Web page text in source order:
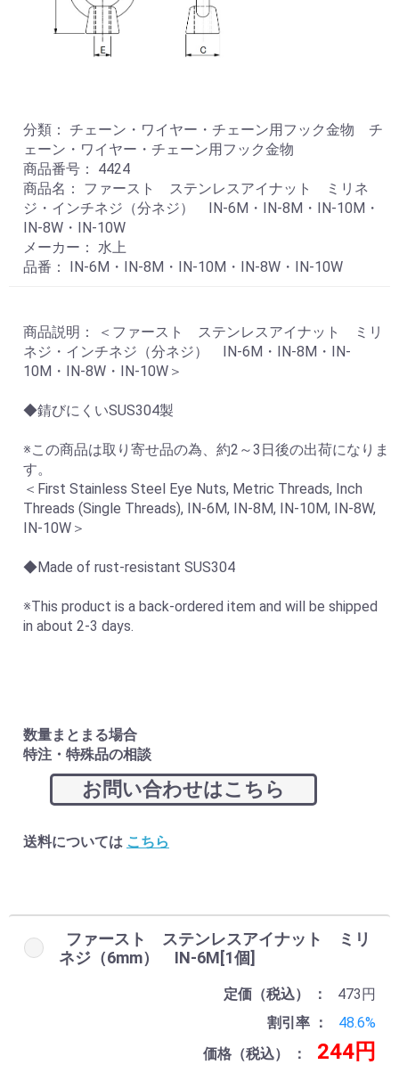
分類： チェーン・ワイヤー・チェーン用フック金物 チ
ェーン・ワイヤー・チェーン用フック金物
商品番号： 4424
商品名： ファースト ステンレスアイナット ミリネ
ジ・インチネジ（分ネジ） IN-6M・IN-8M・IN-10M・
IN-8W・IN-10W
メーカー： 水上
品番： IN-6M・IN-8M・IN-10M・IN-8W・IN-10W
商品説明： ＜ファースト ステンレスアイナット ミリ
ネジ・インチネジ（分ネジ） IN-6M・IN-8M・IN-
10M・IN-8W・IN-10W＞
◆錆びにくいSUS304製
※この商品は取り寄せ品の為、約2～3日後の出荷になりま
す。
＜First Stainless Steel Eye Nuts, Metric Threads, Inch
Threads (Single Threads), IN-6M, IN-8M, IN-10M, IN-8W,
IN-10W＞
◆Made of rust-resistant SUS304
※This product is a back-ordered item and will be shipped
in about 2-3 days.
数量まとまる場合
特注・特殊品の相談
お問い合わせはこちら
送料については こちら
ファースト ステンレスアイナット ミリ
ネジ（6mm） IN-6M[1個]
定価（税込）
473円
割引率
48.6%
価格（税込）
244円